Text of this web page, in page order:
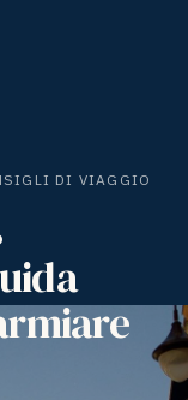
DI VIAGGIO